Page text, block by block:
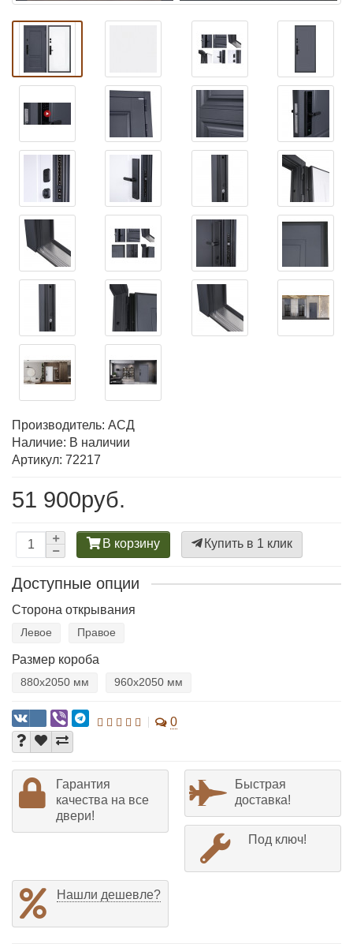
Производитель: АСД
Наличие: В наличии
Артикул: 72217
51 900руб.
В корзину Купить в 1 клик
Доступные опции
Сторона открывания
Левое Правое
Размер короба
880х2050 мм 960х2050 мм
0
Гарантия
качества на все
двери!
Быстрая
доставка!
Под ключ!
Нашли дешевле?